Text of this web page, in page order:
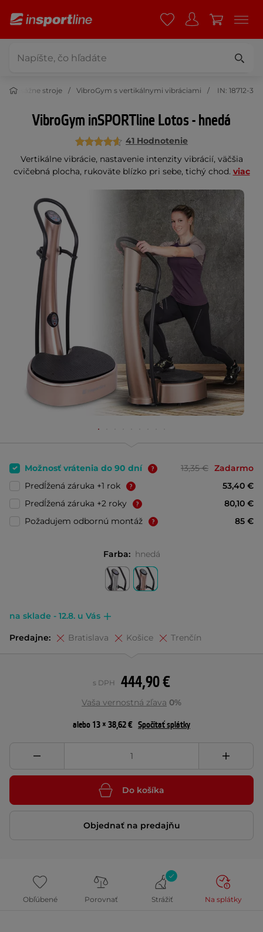
stroje VibroGym s vertikálnymi vibráciami IN: 18712-3
VibroGym inSPORTline Lotos - hnedá
41 Hodnotenie
Vertikálne vibrácie, nastavenie intenzity vibrácií, väčšia
cvičebná plocha, rukoväte blízko pri sebe, tichý chod. viac
Možnosť vrátenia do 90 dní 13,35 € Zadarmo
Predĺžená záruka +1 rok
53,40 €
Predĺžená záruka +2 roky
80,10 €
Požadujem odbornú montáž
85 €
Farba: hnedá
na sklade - 12.8. u Vás
Predajne: Bratislava Košice Trenčín
444,90 €
s DPH
Vaša vernostná zľava 0%
alebo 13 × 38,62 € Spočítať splátky
Do košíka
Objednať na predajňu
Obľúbené Porovnať Strážiť Na splátky